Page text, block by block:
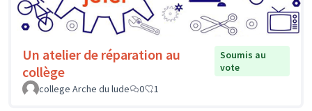
Un atelier de réparation au
collège
Soumis au
vote
college Arche du lude
0 1